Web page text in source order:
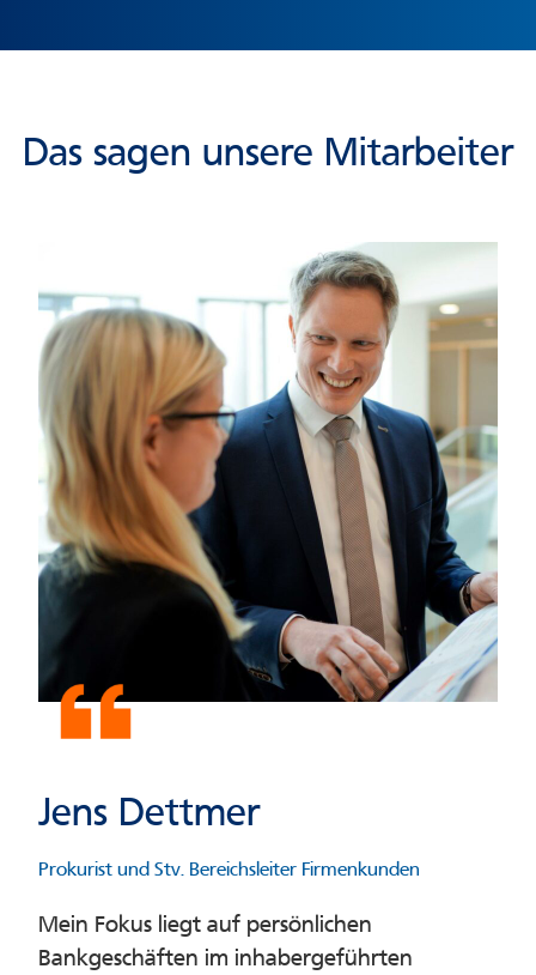
Das sagen unsere Mitarbeiter
Jens Dettmer
Prokurist und Stv. Bereichsleiter Firmenkunden
Mein Fokus liegt auf persönlichen
Bankgeschäften im inhabergeführten